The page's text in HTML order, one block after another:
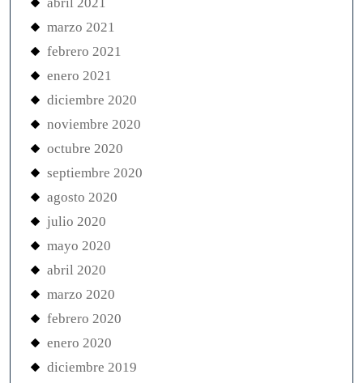
abril 2021
marzo 2021
febrero 2021
enero 2021
diciembre 2020
noviembre 2020
octubre 2020
septiembre 2020
agosto 2020
julio 2020
mayo 2020
abril 2020
marzo 2020
febrero 2020
enero 2020
diciembre 2019